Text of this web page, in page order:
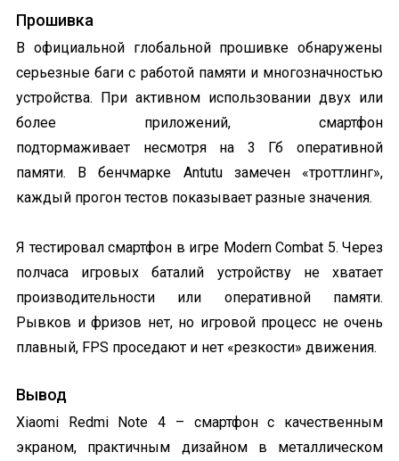
Прошивка
В официальной глобальной прошивке обнаружены
серьезные баги с работой памяти и многозначностью
устройства. При активном использовании двух или
более приложений, смартфон
подтормаживает несмотря на 3 Гб оперативной
памяти. В бенчмарке Antutu замечен «троттлинг»,
каждый прогон тестов показывает разные значения.
Я тестировал смартфон в игре Modern Combat 5. Через
полчаса игровых баталий устройству не хватает
производительности или оперативной памяти.
Рывков и фризов нет, но игровой процесс не очень
плавный, FPS проседают и нет «резкости» движения.
Вывод
Xiaomi Redmi Note 4 – смартфон с качественным
экраном, практичным дизайном в металлическом